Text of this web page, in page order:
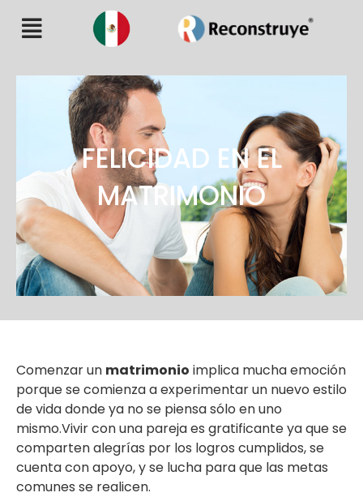
FELICIDAD EN EL
MATRIMONIO
Comenzar un matrimonio implica mucha emoción
porque se comienza a experimentar un nuevo estilo
de vida donde ya no se piensa sólo en uno
mismo.Vivir con una pareja es gratificante ya que se
comparten alegrías por los logros cumplidos, se
cuenta con apoyo, y se lucha para que las metas
comunes se realicen.